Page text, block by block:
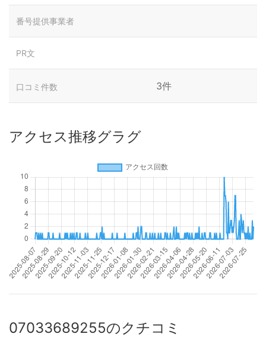
番号提供事業者
PR文
口コミ件数 3件
アクセス推移グラグ
07033689255のクチコミ